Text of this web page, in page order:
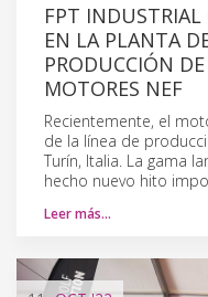
FPT
EN LA PLANTA
PRODUCCIÓN
MOTORES NEF
Recientemente, el
de la línea de
Turín, Italia. La gama
hecho nuevo hito
Leer más…